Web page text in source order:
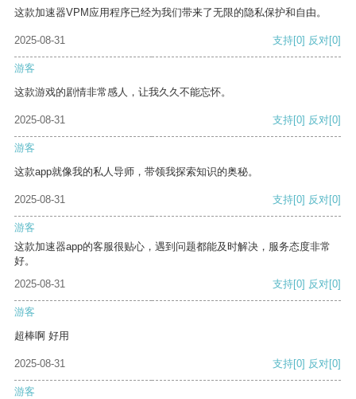
这款加速器VPM应用程序已经为我们带来了无限的隐私保护和自由。
2025-08-31 支持[0] 反对[0]
游客
这款游戏的剧情非常感人，让我久久不能忘怀。
2025-08-31 支持[0] 反对[0]
游客
这款app就像我的私人导师，带领我探索知识的奥秘。
2025-08-31 支持[0] 反对[0]
游客
这款加速器app的客服很贴心，遇到问题都能及时解决，服务态度非常
好。
2025-08-31
支持[0] 反对[0]
游客
超棒啊 好用
2025-08-31 支持[0] 反对[0]
游客